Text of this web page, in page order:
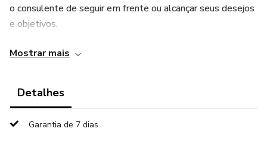
o consulente de seguir em frente ou alcançar seus desejos
e objetivos.
3. Casa 3 - As Lembranças: representa eventos
sonhos do consulente em relação ao futuro.
Mostrar mais
Detalhes
Garantia de 7 dias